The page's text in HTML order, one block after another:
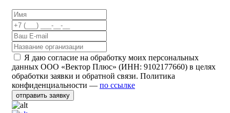
Я даю согласие на обработку моих персональных
данных ООО «Вектор Плюс» (ИНН: 9102177660) в целях
обработки заявки и обратной связи. Политика
конфиденциальности — по ссылке
отправить заявку